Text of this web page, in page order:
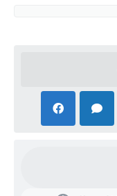
Arquivos para Download